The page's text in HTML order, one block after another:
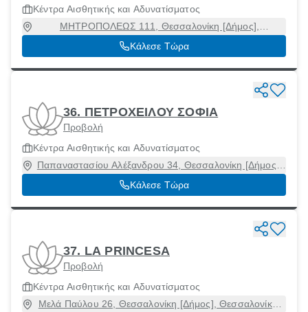
Κέντρα Αισθητικής και Αδυνατίσματος
ΜΗΤΡΟΠΟΛΕΩΣ 111, Θεσσαλονίκη [Δήμος],
Θεσσαλονίκη, 54622
Κάλεσε Τώρα
36. ΠΕΤΡΟΧΕΙΛΟΥ ΣΟΦΙΑ
Προβολή
Κέντρα Αισθητικής και Αδυνατίσματος
Παπαναστασίου Αλέξανδρου 34, Θεσσαλονίκη [Δήμος],
Θεσσαλονίκη, 54639
Κάλεσε Τώρα
37. LA PRINCESA
Προβολή
Κέντρα Αισθητικής και Αδυνατίσματος
Μελά Παύλου 26, Θεσσαλονίκη [Δήμος], Θεσσαλονίκη,